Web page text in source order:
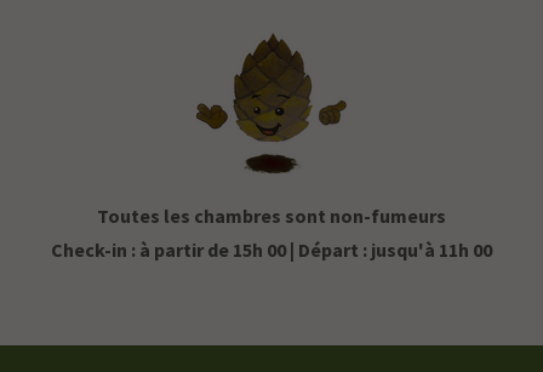
Toutes les chambres sont non-fumeurs
Check-in : à partir de 15h 00 | Départ : jusqu'à 11h 00